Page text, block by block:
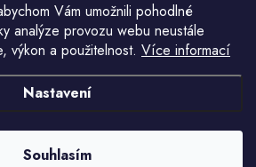
Vám umožnili pohodlné
analýze provozu webu neustále
výkon a použitelnost. Více informací
Nastavení
Souhlasím
5.8.2026
Spokojenost
vypadá dobře